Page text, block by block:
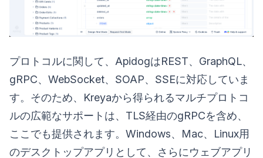
プロトコルに関して、ApidogはREST、GraphQL、
gRPC、WebSocket、SOAP、SSEに対応していま
す。そのため、Kreyaから得られるマルチプロトコ
ルの広範なサポートは、TLS経由のgRPCを含め、
ここでも提供されます。Windows、Mac、Linux用
のデスクトップアプリとして、さらにウェブアプリ